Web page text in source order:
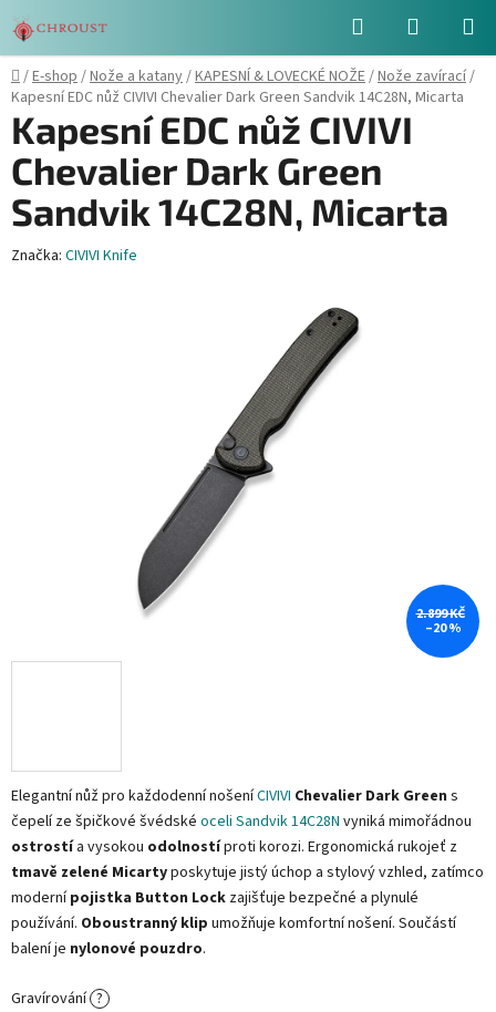
na
obsah
Hledat
KOŠÍK
Domů
/E-shop/Nože a katany/KAPESNÍ & LOVECKÉ NOŽE/Nože zavírací/
Kapesní EDC nůž CIVIVI Chevalier Dark Green Sandvik 14C28N, Micarta
Elegantní nůž pro každodenní nošeníCIVIVI Chevalier Dark Green s
čepelí ze špičkové švédské oceli Sandvik 14C28N vyniká mimořádnou
ostrostía vysokou odolnostíproti korozi. Ergonomická rukojeť z
tmavě zelené Micartyposkytuje jistý úchop a stylový vzhled, zatímco
modernípojistka Button Lock zajišťuje bezpečné a plynulé
používání. Oboustranný klip umožňuje komfortní nošení. Součástí
balení je nylonové pouzdro.
Gravírování ?
Kapesní EDC nůž CIVIVI
Chevalier Dark Green
Sandvik 14C28N, Micarta
Značka: CIVIVI Knife
2.899 KČ
–20 %